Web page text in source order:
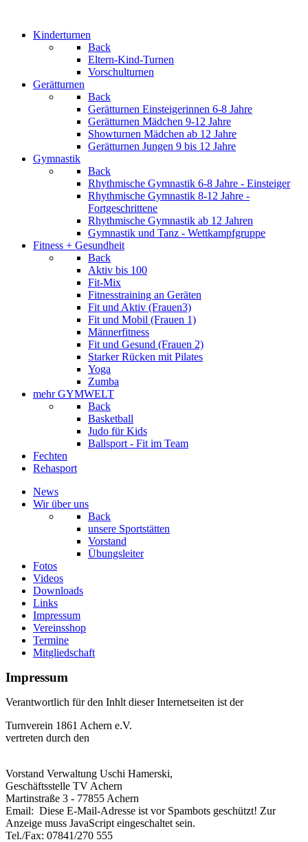
Kinderturnen
Back
Eltern-Kind-Turnen
Vorschulturnen
Gerätturnen
Back
Gerätturnen Einsteigerinnen 6-8 Jahre
Gerätturnen Mädchen 9-12 Jahre
Showturnen Mädchen ab 12 Jahre
Gerätturnen Jungen 9 bis 12 Jahre
Gymnastik
Back
Rhythmische Gymnastik 6-8 Jahre - Einsteiger
Rhythmische Gymnastik 8-12 Jahre -
Fortgeschrittene
Rhythmische Gymnastik ab 12 Jahren
Gymnastik und Tanz - Wettkampfgruppe
Fitness + Gesundheit
Back
Aktiv bis 100
Fit-Mix
Fitnesstraining an Geräten
Fit und Aktiv (Frauen3)
Fit und Mobil (Frauen 1)
Männerfitness
Fit und Gesund (Frauen 2)
Starker Rücken mit Pilates
Yoga
Zumba
mehr GYMWELT
Back
Basketball
Judo für Kids
Ballsport - Fit im Team
Fechten
Rehasport
News
Wir über uns
Back
unsere Sportstätten
Vorstand
Übungsleiter
Fotos
Videos
Downloads
Links
Impressum
Vereinsshop
Termine
Mitgliedschaft
Impressum
Verantwortlich für den Inhlt dieser Internetseiten ist der
Turnverein 1861 Achern e.V.
vertreten durch den
Vorstand Verwaltung Uschi Hamerski,
Geschäftsstelle TV Achern
Martinstraße 3 - 77855 Achern
Email: Diese E-Mail-Adresse ist vor Spambots geschützt! Zur
Anzeige muss JavaScript eingeschaltet sein.
Tel./Fax: 07841/270 555